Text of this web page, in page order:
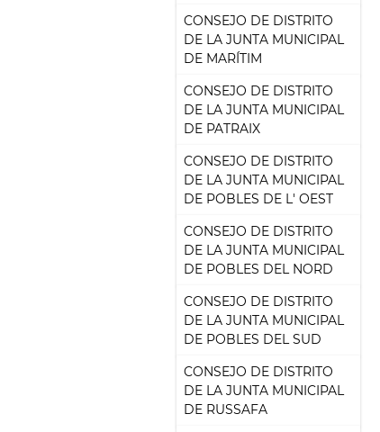
CONSEJO DE DISTRITO
DE LA JUNTA MUNICIPAL
DE MARÍTIM
CONSEJO DE DISTRITO
DE LA JUNTA MUNICIPAL
DE PATRAIX
CONSEJO DE DISTRITO
DE LA JUNTA MUNICIPAL
DE POBLES DE L' OEST
CONSEJO DE DISTRITO
DE LA JUNTA MUNICIPAL
DE POBLES DEL NORD
CONSEJO DE DISTRITO
DE LA JUNTA MUNICIPAL
DE POBLES DEL SUD
CONSEJO DE DISTRITO
DE LA JUNTA MUNICIPAL
DE RUSSAFA